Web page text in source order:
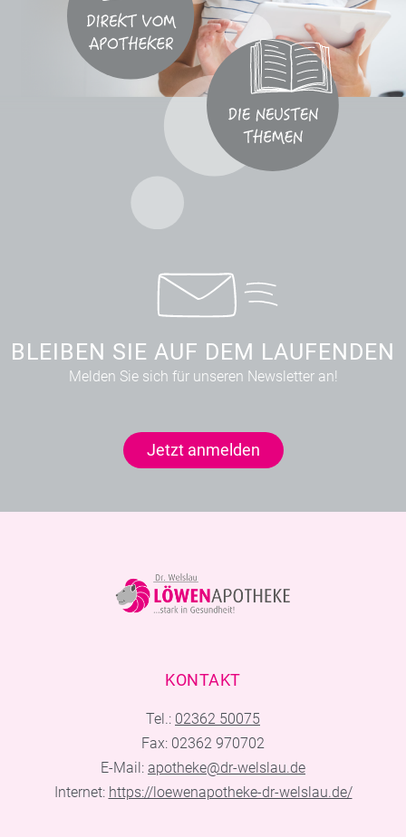
BLEIBEN SIE AUF DEM LAUFENDEN
Melden Sie sich für unseren Newsletter an!
Jetzt anmelden
KONTAKT
Tel.: 02362 50075
Fax: 02362 970702
E-Mail: apotheke@dr-welslau.de
Internet: https://loewenapotheke-dr-welslau.de/